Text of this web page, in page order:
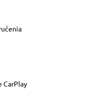
CarPlay